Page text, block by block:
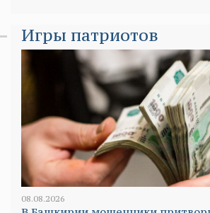
Игры патриотов
08.08.2026